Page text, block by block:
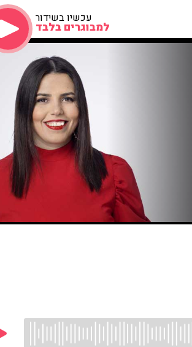
עכשיו בשידור
למבוגרים בלבד